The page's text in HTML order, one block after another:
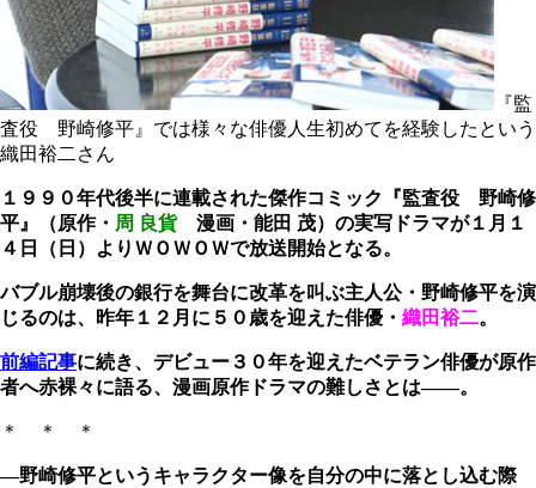
『監
査役 野崎修平』では様々な俳優人生初めてを経験したという
織田裕二さん
１９９０年代後半に連載された傑作コミック『監査役 野崎修
平』（原作・ 周 良貨漫画・能田 茂）の実写ドラマが１月１
４日（日）よりＷＯＷＯＷで放送開始となる。
バブル崩壊後の銀行を舞台に改革を叫ぶ主人公・野崎修平を演
じるのは、昨年１２月に５０歳を迎えた俳優・ 織田裕二。
前編記事に続き、デビュー３０年を迎えたベテラン俳優が原作
者へ赤裸々に語る、漫画原作ドラマの難しさとは――。
＊ ＊ ＊
―野崎修平というキャラクター像を自分の中に落とし込む際